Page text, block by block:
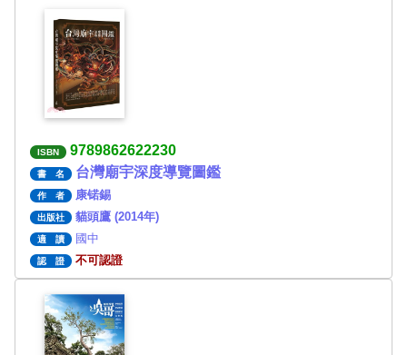
ISBN 9789862622230
書 名 台灣廟宇深度導覽圖鑑
作 者 康锘錫
出版社 貓頭鷹 (2014年)
適 讀 國中
認 證 不可認證